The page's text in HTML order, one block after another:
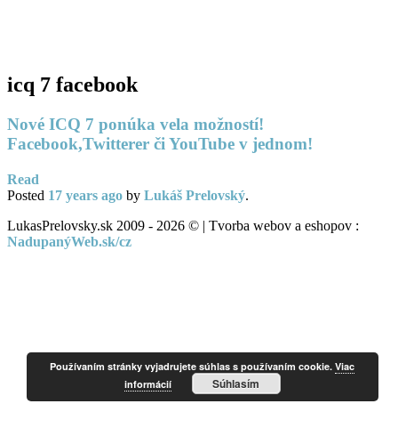
icq 7 facebook
Nové ICQ 7 ponúka vela možností!
Facebook,Twitterer či YouTube v jednom!
Read
Posted 17 years ago by Lukáš Prelovský.
LukasPrelovsky.sk 2009 - 2026 © | Tvorba webov a eshopov :
NadupanýWeb.sk/cz
Používaním stránky vyjadrujete súhlas s používaním cookie.Viac
informácií
Súhlasím